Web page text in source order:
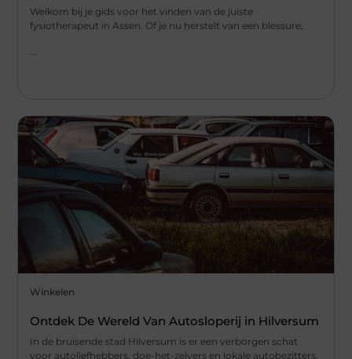
Welkom bij je gids voor het vinden van de juiste
fysiotherapeut in Assen. Of je nu herstelt van een blessure,
Winkelen
Ontdek De Wereld Van Autosloperij in Hilversum
In de bruisende stad Hilversum is er een verborgen schat
voor autoliefhebbers, doe-het-zelvers en lokale autobezitters.